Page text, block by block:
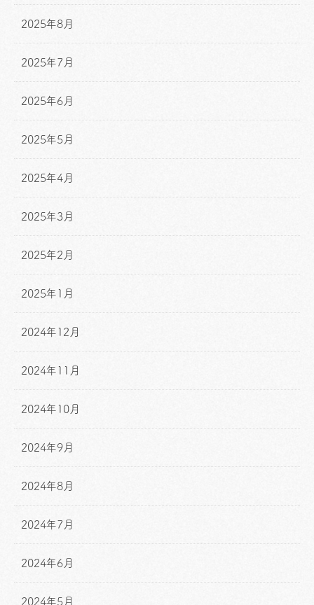
2025年8月
2025年7月
2025年6月
2025年5月
2025年4月
2025年3月
2025年2月
2025年1月
2024年12月
2024年11月
2024年10月
2024年9月
2024年8月
2024年7月
2024年6月
2024年5月